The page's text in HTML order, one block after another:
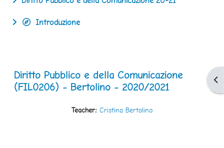
Introduzione
Diritto Pubblico e della Comunicazione
(FIL0206) - Bertolino - 2020/2021
Teacher: Cristina Bertolino